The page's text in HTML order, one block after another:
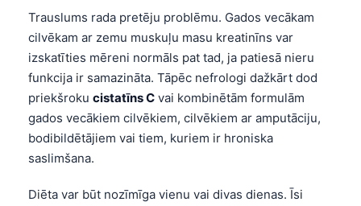
Trauslums rada pretēju problēmu. Gados vecākam
cilvēkam ar zemu muskuļu masu kreatinīns var
izskatīties mēreni normāls pat tad, ja patiesā nieru
funkcija ir samazināta. Tāpēc nefrologi dažkārt dod
priekšroku cistatīns C vai kombinētām formulām
gados vecākiem cilvēkiem, cilvēkiem ar amputāciju,
bodibildētājiem vai tiem, kuriem ir hroniska
saslimšana.
Diēta var būt nozīmīga vienu vai divas dienas. Īsi
Български
Dansk
Nederlands
हिन्दी
Bahasa Indonesia
Հայերեն